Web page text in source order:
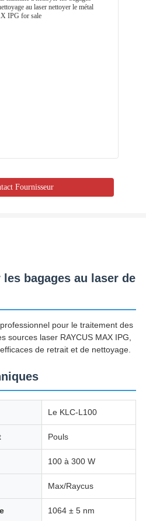
Fournisseur
bagages au laser de
pour le traitement des
sources laser RAYCUS MAX IPG,
de retrait et de nettoyage.
Le KLC-L100
Pouls
100 à 300 W
Max/Raycus
1064 ± 5 nm